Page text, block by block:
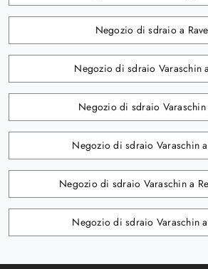
Negozio di sdraio a
Negozio di sdraio Varaschin
Negozio di sdraio Varaschin
Negozio di sdraio Varaschin
Negozio di sdraio Varaschin a
Negozio di sdraio Varaschin a